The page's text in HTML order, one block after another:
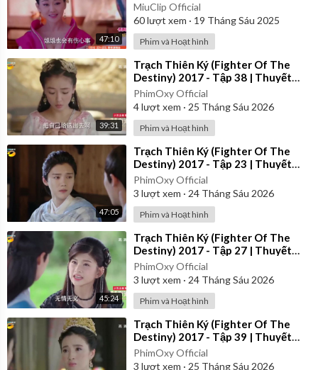
47:10
MiuClip Official
60lượt xem · 19 Tháng Sáu 2025
Phim và Hoạt hình
39:31
⁣Trạch Thiên Ký (Fighter Of The
Destiny) 2017 - Tập 38 | Thuyết
Minh
PhimOxy Official
4lượt xem · 25 Tháng Sáu 2026
Phim và Hoạt hình
47:05
⁣Trạch Thiên Ký (Fighter Of The
Destiny) 2017 - Tập 23 | Thuyết
Minh
PhimOxy Official
3 lượt xem · 24 Tháng Sáu 2026
Phim và Hoạt hình
45:24
⁣Trạch Thiên Ký (Fighter Of The
Destiny) 2017 - Tập 27 | Thuyết
Minh
PhimOxy Official
3 lượt xem · 24 Tháng Sáu 2026
Phim và Hoạt hình
⁣Trạch Thiên Ký (Fighter Of The
Destiny) 2017 - Tập 39 | Thuyết
Minh
PhimOxy Official
3 lượt xem · 25 Tháng Sáu 2026